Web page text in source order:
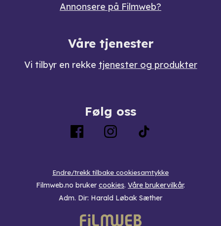
Annonsere på Filmweb?
Våre tjenester
Vi tilbyr en rekke tjenester og produkter
Følg oss
Endre/trekk tilbake cookiesamtykke
Filmweb.no bruker cookies. Våre brukervilkår.
Adm. Dir: Harald Løbak Sæther